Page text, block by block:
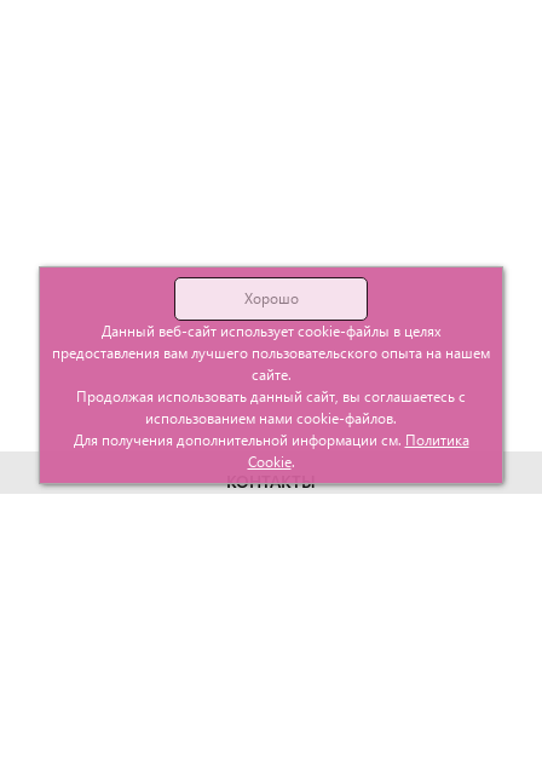
КОНТАКТЫ
Хорошо
Данный веб-сайт использует cookie-файлы в целях
предоставления вам лучшего пользовательского опыта на нашем
сайте.
Продолжая использовать данный сайт, вы соглашаетесь с
использованием нами cookie-файлов.
Для получения дополнительной информации см. Политика
Cookie.